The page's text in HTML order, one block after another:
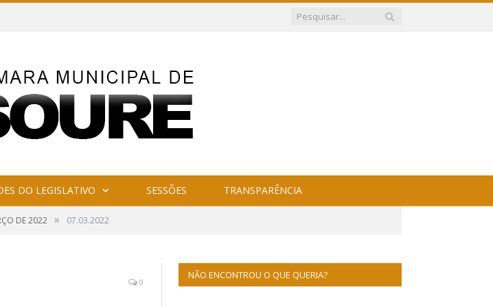
DO LEGISLATIVO SESSÕES TRANSPARÊNCIA
DE 2022 » 07.03.2022
0
NÃO ENCONTROU O QUE QUERIA?